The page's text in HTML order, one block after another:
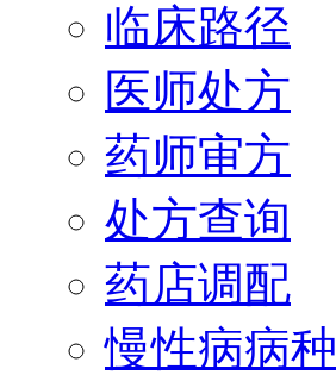
临床路径
医师处方
药师审方
处方查询
药店调配
慢性病病种